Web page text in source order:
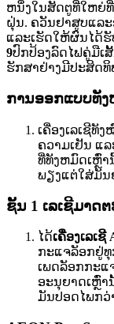
ຫນຶ່ງໃນສັດຕູທີ່ໃຫຍ່ທີ່
ຝຸ່ນ. ຄວັນຢາສູບແລະ
ແລະເຮັດໃຫ້ຜົນໄດ້
9ປົກປ້ອງລົດໄຟຄູ່ມືເ
ຮັກສາຢ່າງມີປະສິດ
ການອອກແບບທັ
ເຄື່ອງເລເຊີທັ
ຄວາມເຢັນ ແລ
ທີ່ທັງຫມົດເຫຼົ່
ພຽງແຕ່ໃສ່ມັນ
ຊັ້ນ 1 ເລເຊີມາດ
ໄດ້ເຄື່ອງເລເຊີ
ກະແຈລັອກຢູ່
ເພດລັອກກະແ
ອະນຸຍາດເຫຼົ່າ
ມັນປອດໄພກວ່